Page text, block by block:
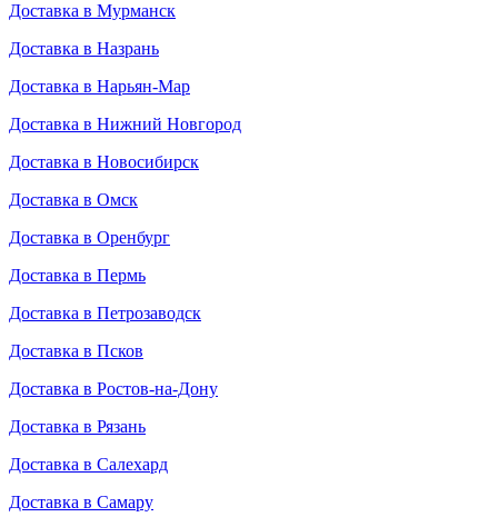
Доставка в Мурманск
Доставка в Назрань
Доставка в Нарьян-Мар
Доставка в Нижний Новгород
Доставка в Новосибирск
Доставка в Омск
Доставка в Оренбург
Доставка в Пермь
Доставка в Петрозаводск
Доставка в Псков
Доставка в Ростов-на-Дону
Доставка в Рязань
Доставка в Салехард
Доставка в Самару